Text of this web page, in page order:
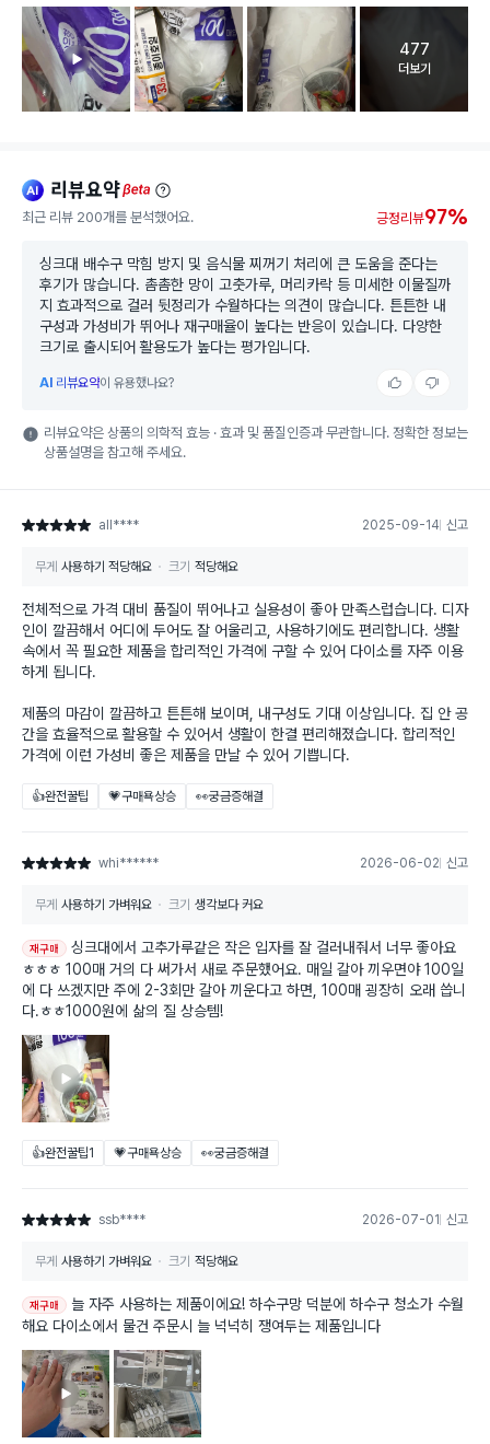
고객 리뷰
477
더보기
ai 리뷰요약beta
최근 리뷰 200개를 분석했어요. 긍정리뷰97%
싱크대 배수구 막힘 방지 및 음식물 찌꺼기 처리에 큰 도움을 준다는
후기가 많습니다. 촘촘한 망이 고춧가루, 머리카락 등 미세한 이물질까
지 효과적으로 걸러 뒷정리가 수월하다는 의견이 많습니다. 튼튼한 내
구성과 가성비가 뛰어나 재구매율이 높다는 반응이 있습니다. 다양한
크기로 출시되어 활용도가 높다는 평가입니다.
AI 리뷰요약이 유용했나요?
리뷰요약은 상품의 의학적 효능 · 효과 및 품질인증과 무관합니다. 정확한 정보는
상품설명을 참고해 주세요.
별점 5점 all**** 2025-09-14 신고
무게 사용하기 적당해요 크기 적당해요
전체적으로 가격 대비 품질이 뛰어나고 실용성이 좋아 만족스럽습니다. 디자
인이 깔끔해서 어디에 두어도 잘 어울리고, 사용하기에도 편리합니다. 생활
속에서 꼭 필요한 제품을 합리적인 가격에 구할 수 있어 다이소를 자주 이용
하게 됩니다.
제품의 마감이 깔끔하고 튼튼해 보이며, 내구성도 기대 이상입니다. 집 안 공
간을 효율적으로 활용할 수 있어서 생활이 한결 편리해졌습니다. 합리적인
가격에 이런 가성비 좋은 제품을 만날 수 있어 기쁩니다.
👍완전꿀팁 💗구매욕상승 👀궁금증해결
별점 5점 whi****** 2026-06-02 신고
무게 사용하기 가벼워요 크기 생각보다 커요
재구매
싱크대에서 고추가루같은 작은 입자를 잘 걸러내줘서 너무 좋아요
ㅎㅎㅎ 100매 거의 다 써가서 새로 주문했어요. 매일 갈아 끼우면야 100일
에 다 쓰겠지만 주에 2-3회만 갈아 끼운다고 하면, 100매 굉장히 오래 씁니
다.ㅎㅎ1000원에 삶의 질 상승템!
👍완전꿀팁1 💗구매욕상승 👀궁금증해결
별점 5점 ssb**** 2026-07-01 신고
무게 사용하기 가벼워요 크기 적당해요
재구매
늘 자주 사용하는 제품이에요! 하수구망 덕분에 하수구 청소가 수월
해요 다이소에서 물건 주문시 늘 넉넉히 쟁여두는 제품입니다